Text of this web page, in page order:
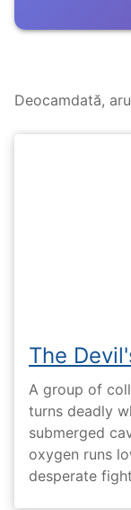
Deocamdată,
The
A group of
turns deadly
submerged
oxygen runs
desperate